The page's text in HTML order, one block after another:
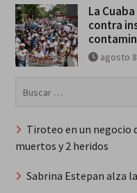
La
contra
agosto
Tiroteo en un negocio
muertos y 2 heridos
Sabrina Estepan alza